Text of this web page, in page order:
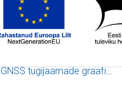
GNSS tugijaamade graafikud